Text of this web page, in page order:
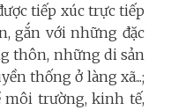
tiếp xúc trực tiếp
gắn với những đặc
thôn, những di sản
thống ở làng xã...;
môi trường, kinh tế,